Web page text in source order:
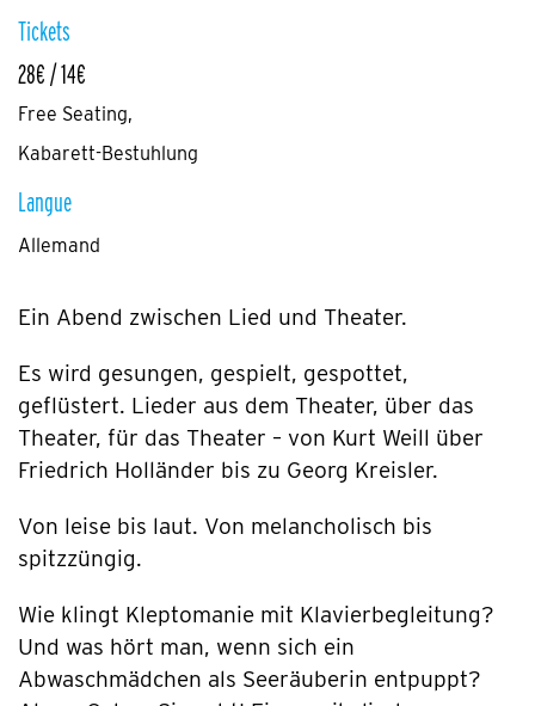
Tickets
28€ / 14€
Free Seating,
Kabarett-Bestuhlung
Langue
Allemand
Ein Abend zwischen Lied und Theater.
Es wird gesungen, gespielt, gespottet,
geflüstert. Lieder aus dem Theater, über das
Theater, für das Theater – von Kurt Weill über
Friedrich Holländer bis zu Georg Kreisler.
Von leise bis laut. Von melancholisch bis
spitzzüngig.
Wie klingt Kleptomanie mit Klavierbegleitung?
Und was hört man, wenn sich ein
Abwaschmädchen als Seeräuberin entpuppt?